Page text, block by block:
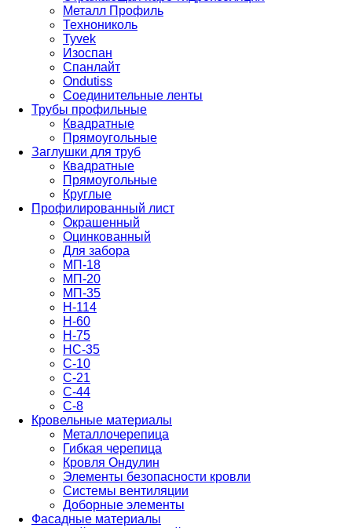
Металл Профиль
Технониколь
Tyvek
Изоспан
Спанлайт
Ondutiss
Соединительные ленты
Трубы профильные
Квадратные
Прямоугольные
Заглушки для труб
Квадратные
Прямоугольные
Круглые
Профилированный лист
Окрашенный
Оцинкованный
Для забора
МП-18
МП-20
МП-35
Н-114
Н-60
Н-75
НС-35
С-10
С-21
С-44
С-8
Кровельные материалы
Металлочерепица
Гибкая черепица
Кровля Ондулин
Элементы безопасности кровли
Системы вентиляции
Доборные элементы
Фасадные материалы